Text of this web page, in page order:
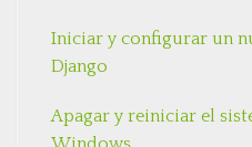
Iniciar y configurar un
Django
Apagar y reiniciar el